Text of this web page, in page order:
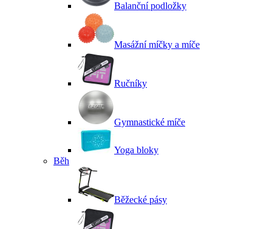
Balanční podložky
Masážní míčky a míče
Ručníky
Gymnastické míče
Yoga bloky
Běh
Běžecké pásy